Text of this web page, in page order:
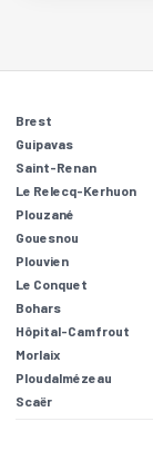
Brest
Guipavas
Saint-Renan
Le Relecq-Kerhuon
Plouzané
Gouesnou
Plouvien
Le Conquet
Bohars
Hôpital-Camfrout
Morlaix
Ploudalmézeau
Scaër